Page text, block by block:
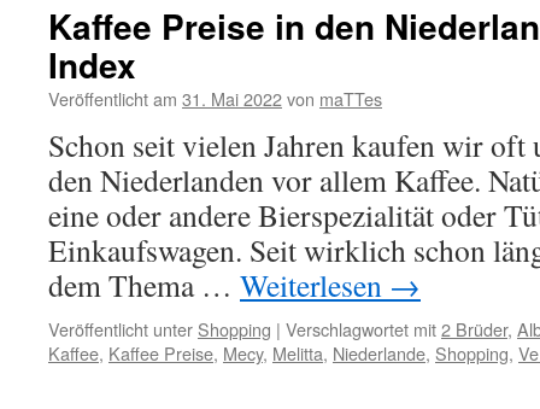
Kaffee Preise in den
Index
Veröffentlicht am 31. Mai 2022von maTTes
Schon seit vielen Jahren kaufen wir
den Niederlanden vor allem Kaffee.
eine oder andere Bierspezialität oder
Einkaufswagen. Seit wirklich schon
dem Thema … Weiterlesen →
Veröffentlicht unter Shopping | Verschlagwortet mit2 Brüder,
Kaffee, Kaffee Preise, Mecy, Melitta, Niederlande, Shopping,